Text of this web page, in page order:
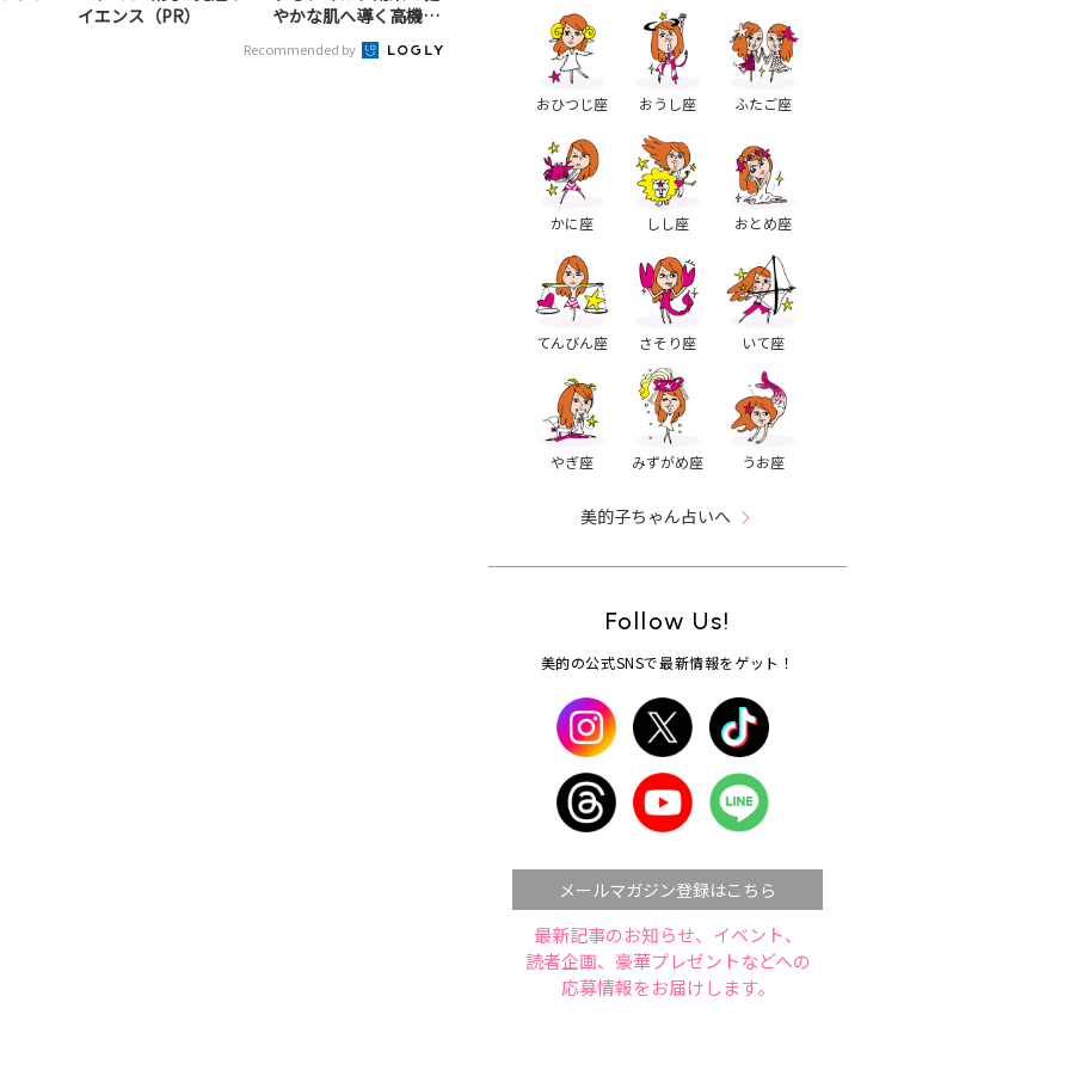
イエンス（PR）
やかな肌へ導く高機能
美容液（PR）
Recommended by
おひつじ座 おうし座 ふたご座
かに座 しし座 おとめ座
てんびん座 さそり座 いて座
やぎ座 みずがめ座 うお座
美的子ちゃん占いへ
Follow Us!
美的の公式SNSで最新情報をゲット！
メールマガジン登録はこちら
最新記事のお知らせ、イベント、
読者企画、豪華プレゼントなどへの
応募情報をお届けします。